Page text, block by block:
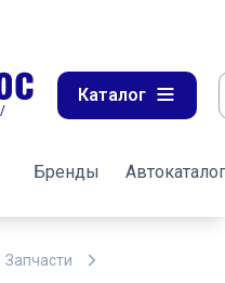
Каталог
Бренды Автокаталог
Запчасти